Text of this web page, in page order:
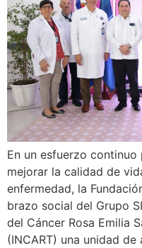
En un esfuerzo
mejorar la calidad de
enfermedad, la
brazo social del Grupo
del Cáncer Rosa Emilia
(INCART) una unidad